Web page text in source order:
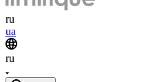
ru
ua
ru